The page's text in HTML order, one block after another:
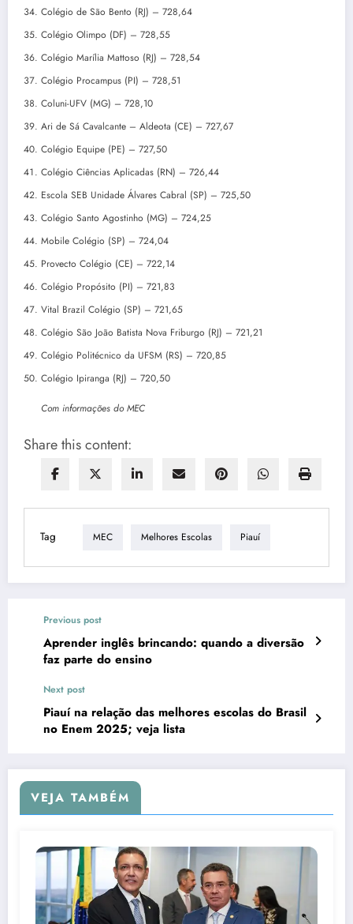
Colégio de São Bento (RJ) – 728,64
Colégio Olimpo (DF) – 728,55
Colégio Marília Mattoso (RJ) – 728,54
Colégio Procampus (PI) – 728,51
Coluni-UFV (MG) – 728,10
Ari de Sá Cavalcante – Aldeota (CE) – 727,67
Colégio Equipe (PE) – 727,50
Colégio Ciências Aplicadas (RN) – 726,44
Escola SEB Unidade Álvares Cabral (SP) – 725,50
Colégio Santo Agostinho (MG) – 724,25
Mobile Colégio (SP) – 724,04
Provecto Colégio (CE) – 722,14
Colégio Propósito (PI) – 721,83
Vital Brazil Colégio (SP) – 721,65
Colégio São João Batista Nova Friburgo (RJ) – 721,21
Colégio Politécnico da UFSM (RS) – 720,85
Colégio Ipiranga (RJ) – 720,50
Com informações do MEC
Share this content:
Tag MEC Melhores Escolas Piauí
Previous post
Aprender inglês brincando: quando a diversão
faz parte do ensino
Next post
Piauí na relação das melhores escolas do Brasil
no Enem 2025; veja lista
VEJA TAMBÉM